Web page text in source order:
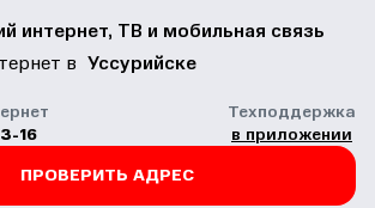
интернет, ТВ и мобильная связь
в Уссурийске
16
Техподдержка
в приложении
ПРОВЕРИТЬ АДРЕС